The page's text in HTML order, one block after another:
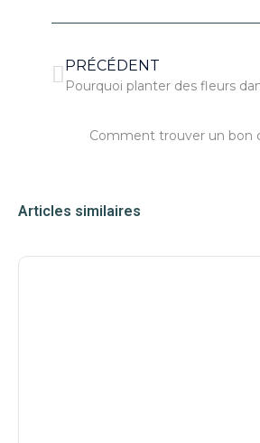
PRÉCÉDENT
Pourquoi planter des fleurs
Comment trouver un bon
Articles similaires